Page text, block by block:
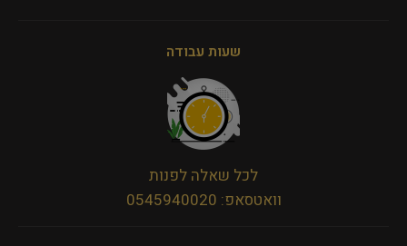
שעות עבודה
לכל שאלה לפנות
וואטסאפ: 0545940020